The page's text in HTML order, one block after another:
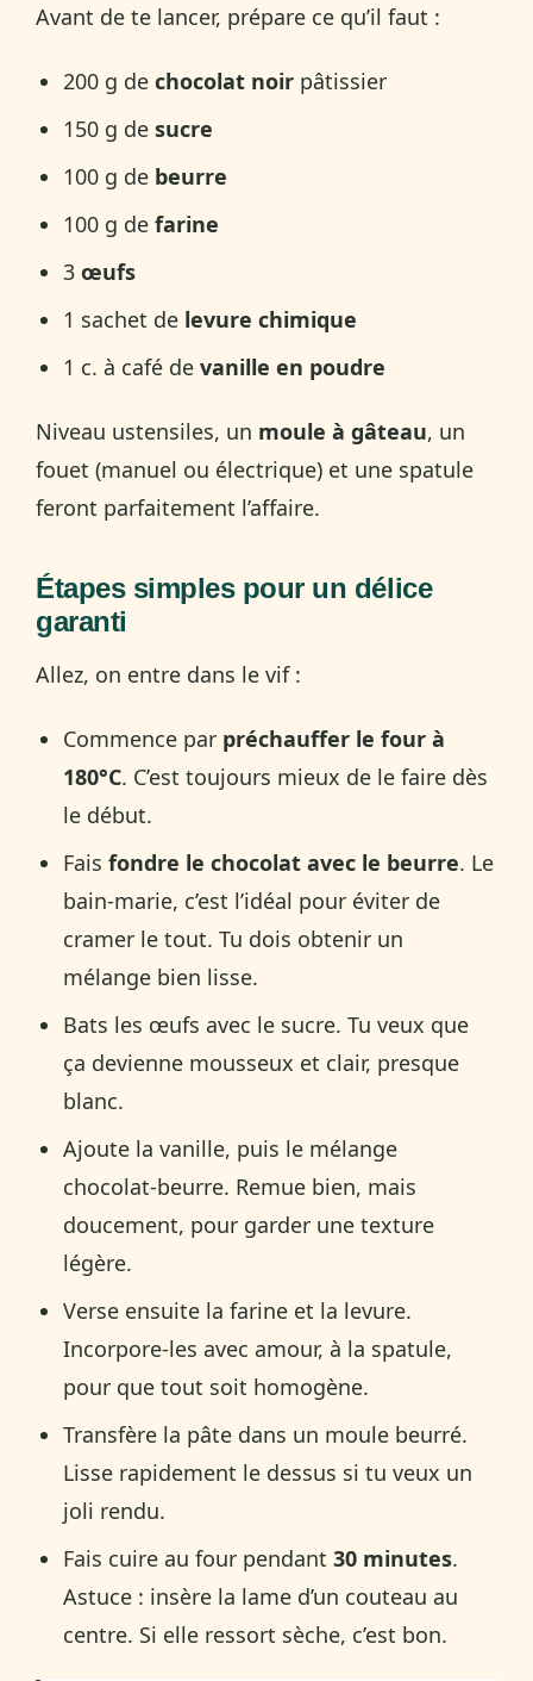
Avant de te lancer, prépare ce qu’il faut :
200 g dechocolat noir pâtissier
150 g desucre
100 g de beurre
100 g defarine
3œufs
1 sachet de levure chimique
1 c. à café devanille en poudre
Niveau ustensiles, un moule à gâteau, un
fouet (manuel ou électrique) et une spatule
feront parfaitement l’affaire.
Étapes simples pour un délice
garanti
Allez, on entre dans le vif :
Commence par préchauffer le four à
180°C. C’est toujours mieux de le faire dès
le début.
Faisfondre le chocolat avec le beurre. Le
bain-marie, c’est l’idéal pour éviter de
cramer le tout. Tu dois obtenir un
mélange bien lisse.
Bats les œufs avec le sucre. Tu veux que
ça devienne mousseux et clair, presque
blanc.
Ajoute la vanille, puis le mélange
chocolat-beurre. Remue bien, mais
doucement, pour garder une texture
légère.
Verse ensuite la farine et la levure.
Incorpore-les avec amour, à la spatule,
pour que tout soit homogène.
Transfère la pâte dans un moule beurré.
Lisse rapidement le dessus si tu veux un
joli rendu.
Fais cuire au four pendant30 minutes.
Astuce : insère la lame d’un couteau au
centre. Si elle ressort sèche, c’est bon.